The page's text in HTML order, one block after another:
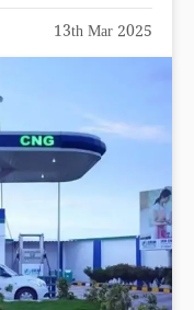
13th Mar 2025